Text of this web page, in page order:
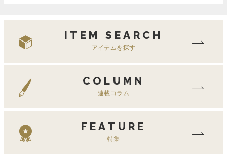
ITEM SEARCH
アイテムを探す
COLUMN
連載コラム
FEATURE
特集